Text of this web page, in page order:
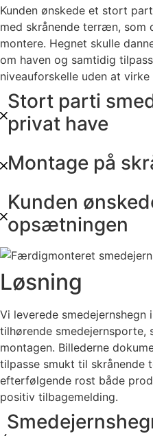
Kunden ønskede et stort
med skrånende terræn, som
montere. Hegnet skulle
om haven og samtidig
niveauforskelle uden at
Stort parti
privat have
Montage på
Kunden
opsætningen
Løsning
Vi leverede smedejernshegn
tilhørende smedejernsporte,
montagen. Billederne
tilpasse smukt til skrånende
efterfølgende rost både
positiv tilbagemelding.